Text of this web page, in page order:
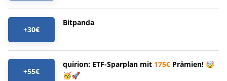
+30€
Bitpanda
+55€
quirion: ETF-Sparplan mit 175€ Prämien! 🤯
🥳🚀